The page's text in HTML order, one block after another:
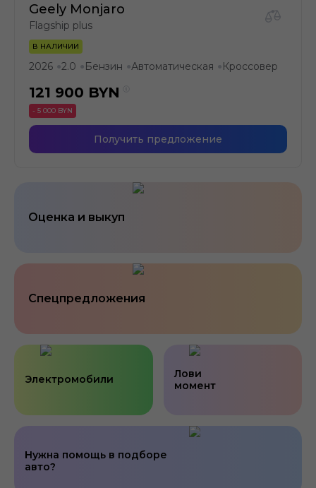
Geely Monjaro
Flagship plus
В НАЛИЧИИ
2026 ●2.0 ● Бензин ●Автоматическая ● Кроссовер
121 900 BYN
- 5 000 BYN
Получить предложение
Оценка и выкуп
Спецпредложения
Нужна помощь в подборе
авто?
Электромобили
Лови
момент